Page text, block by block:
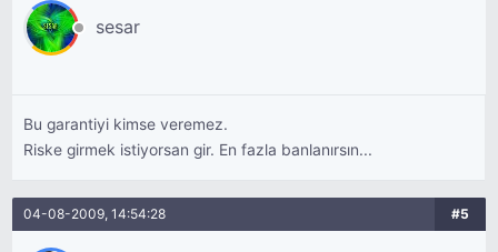
sesar
Bu garantiyi kimse veremez.
Riske girmek istiyorsan gir. En fazla banlanırsın...
04-08-2009, 14:54:28 #5